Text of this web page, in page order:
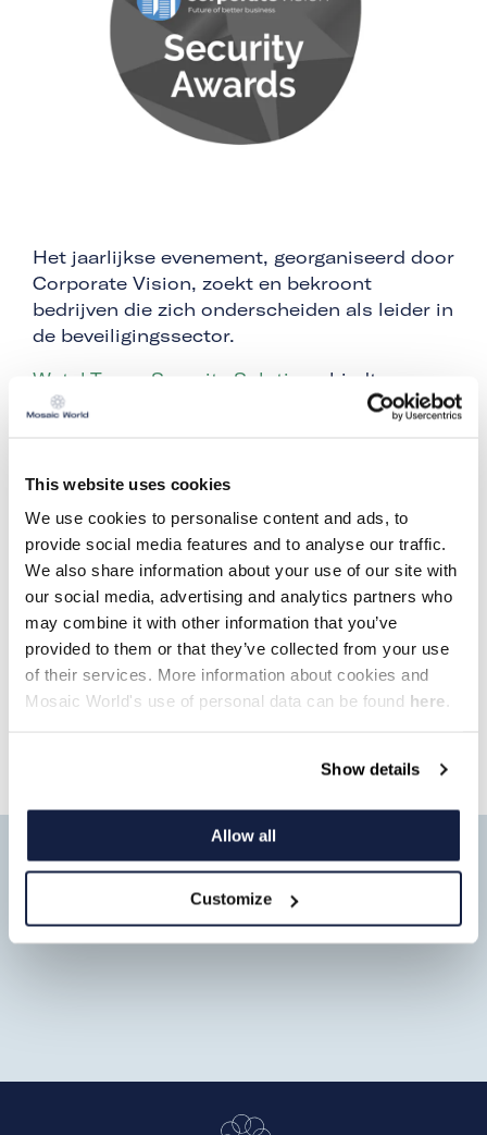
This website uses cookies
We use cookies to personalise content and ads, to
provide social media features and to analyse our traffic.
We also share information about your use of our site with
our social media, advertising and analytics partners who
may combine it with other information that you’ve
provided to them or that they’ve collected from your use
of their services. More information about cookies and
Mosaic World's use of personal data can be found here.
Show details
Allow all
Customize
Het jaarlijkse evenement, georganiseerd door
Corporate Vision, zoekt en bekroont
bedrijven die zich onderscheiden als leider in
de beveiligingssector.
WatchTower Security Solutions
biedt
tijdelijke en flexible beveiliging van
terwijl zijn oplossingen naadloos opgaan in
de omgeving en waardevolle (stads)gebieden
beveiligen.
Laatste nieuws